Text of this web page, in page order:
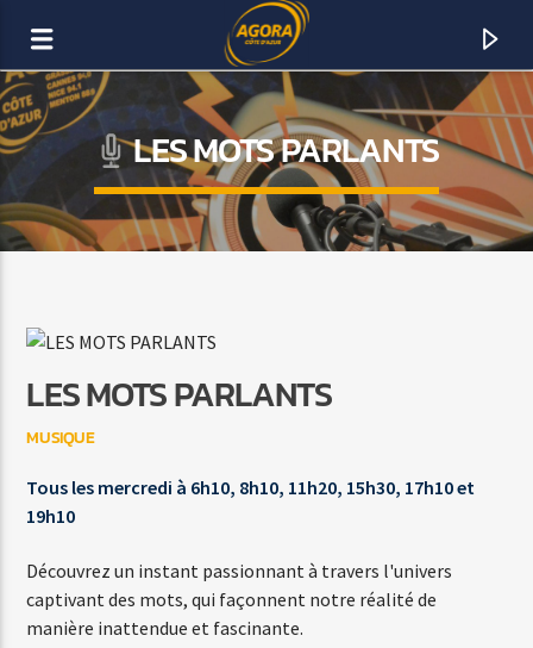
AGORA CÔTE D’AZUR
DAB+
ACTUELLEMENT SUR AGORA FM
ROAMER
SPILL LAB
LES MOTS PARLANTS
LES MOTS PARLANTS
MUSIQUE
Tous les mercredi à 6h10, 8h10, 11h20, 15h30, 17h10 et
19h10
Découvrez un instant passionnant à travers l'univers
captivant des mots, qui façonnent notre réalité de
manière inattendue et fascinante.